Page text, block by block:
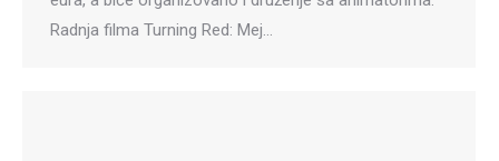
Radnja filma Turning Red: Mej…